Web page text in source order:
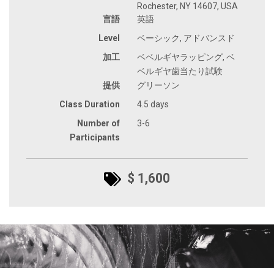
Rochester, NY 14607, USA
言語
英語
Level
ベーシック, アドバンスド
加工
ベベルギヤラッピング, ベ
ベルギヤ歯当たり試験
提供
グリーソン
Class Duration
4.5 days
Number of
Participants
3-6
$ 1,600